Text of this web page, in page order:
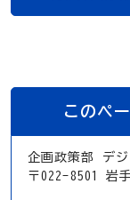
このペ
企画政策部 デ
〒022-8501 岩